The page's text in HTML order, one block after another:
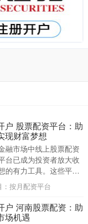
户 股票配资平台：助
现财富梦想
融市场中线上股票配资
台已成为投资者放大收
的有力工具。这些平台
投资者能够以更高的购
按月配资平台
户 河南股票配资：助
场机遇